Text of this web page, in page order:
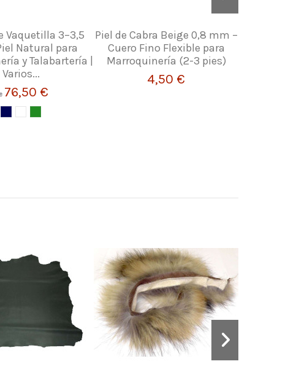
Vaquetilla 3–3,5
Natural para
y Talabartería |
Varios...
76,50 €
Piel de Cabra Beige 0,8 mm –
Cuero Fino Flexible para
Marroquinería (2-3 pies)
4,50 €